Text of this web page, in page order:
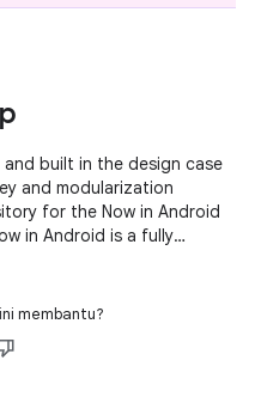
built in the design case
and modularization
for the Now in Android
in Android is a fully
membantu?